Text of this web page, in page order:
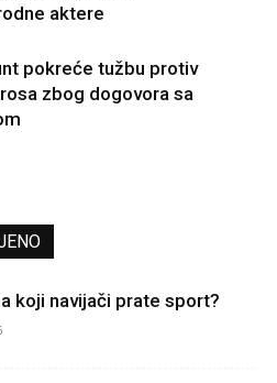
aktere
pokreće tužbu protiv
zbog dogovora sa
koji navijači prate sport?